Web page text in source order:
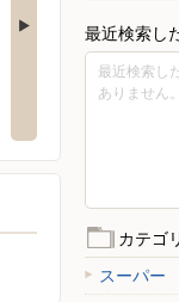
最近検索し
最近検索し
ありません。
カテゴ
スーパー